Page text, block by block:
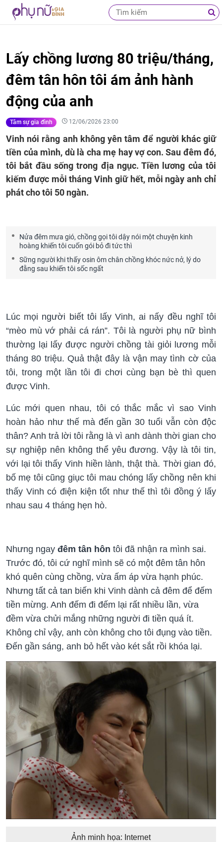
Lấy chồng lương 80 triệu/tháng,
đêm tân hôn tôi ám ảnh hành
động của anh
Tâm sự gia đình 12/06/2026 23:00
Vinh nói rằng anh không yên tâm để người khác giữ
tiền của mình, dù là cha mẹ hay vợ con. Sau đêm đó,
tôi bắt đầu sống trong địa ngục. Tiền lương của tôi
kiếm được mỗi tháng Vinh giữ hết, mỗi ngày anh chỉ
phát cho tôi 50 ngàn.
Nửa đêm mưa gió, chồng gọi tôi dậy nói một chuyện kinh
hoàng khiến tôi cuốn gói bỏ đi tức thì
Sững người khi thấy osin ôm chân chồng khóc nức nở, lý do
đằng sau khiến tôi sốc ngất
Lúc mọi người biết tôi lấy Vinh, ai nấy đều nghĩ tôi
“mèo mù vớ phải cá rán”. Tôi là người phụ nữ bình
thường lại lấy được người chồng tài giỏi lương mỗi
tháng 80 triệu. Quả thật đây là vận may tình cờ của
tôi, trong một lần tôi đi chơi cùng bạn bè thì quen
được Vinh.
Lúc mới quen nhau, tôi có thắc mắc vì sao Vinh
hoàn hảo như thế mà đến gần 30 tuổi vẫn còn độc
thân? Anh trả lời tôi rằng là vì anh dành thời gian cho
sự nghiệp nên không thể yêu đương. Vậy là tôi tin,
với lại tôi thấy Vinh hiền lành, thật thà. Thời gian đó,
bố mẹ tôi cũng giục tôi mau chóng lấy chồng nên khi
thấy Vinh có điện kiện tốt như thế thì tôi đồng ý lấy
nhau sau 4 tháng hẹn hò.
Nhưng ngay đêm tân hôn tôi đã nhận ra mình sai.
Trước đó, tôi cứ nghĩ mình sẽ có một đêm tân hôn
khó quên cùng chồng, vừa ấm áp vừa hạnh phúc.
Nhưng tất cả tan biến khi Vinh dành cả đêm để đếm
tiền mừng. Anh đếm đi đếm lại rất nhiều lần, vừa
đềm vừa chửi mắng những người đi tiền quá ít.
Không chỉ vậy, anh còn không cho tôi đụng vào tiền.
Đến gần sáng, anh bỏ hết vào két sắt rồi khóa lại.
Ảnh minh họa: Internet